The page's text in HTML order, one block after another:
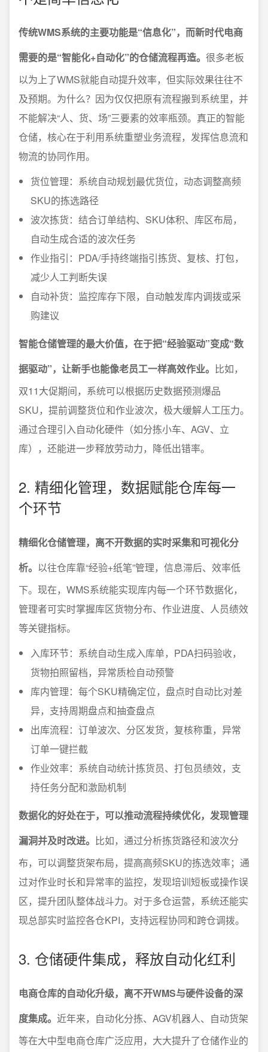
传统WMS系统的主要功能是“信息化”，而新时代电商
需要的是“智能化+自动化”的仓储流程再造。 很多老板
以为上了WMS就能自动提升效率，但实际效果往往不
及预期。为什么？因为仅仅把原有流程搬到系统里，并
不能解决“人、货、场”三要素的效率瓶颈。真正的智能
仓储，核心在于利用系统重塑业务流程，发挥信息流和
物流的协同作用。
货位管理：系统自动规划最优货位，动态调整高频
SKU的拣选路径
波次拣货：结合订单结构、SKU体积、库区布局，
自动生成合适的波次任务
作业指引：PDA/手持终端指引拣货、复核、打包，
减少人工判断失误
自动补货：监控库存下限，自动触发库内调拨或采
购建议
智能仓储管理的最大价值，在于把“经验驱动”变成“数
据驱动”，让新手也能像老员工一样高效作业。 比如，
双11大促期间，系统可以根据历史数据预测爆品
SKU，提前调整货位和作业波次，极大缓解人工压力。
通过合理引入自动化硬件（如分拣小车、AGV、立
库），还能进一步释放劳动力，降低出错率。
2. 精细化管理，数据赋能仓库每一
个环节
精细化仓储管理，离不开数据的实时采集和可视化分
析。 以往仓库靠“经验+纸笔”管理，信息滞后、效率低
下。现在，WMS系统能实现库内每一个环节数据化，
管理者可实时掌握库区货物分布、作业进度、人员绩效
等关键指标。
入库环节：系统自动生成入库单，PDA扫码验收，
货物拍照留档，异常质检自动预警
库内管理：每个SKU精确定位，盘点时自动比对差
异，支持周期盘点和抽查盘点
出库流程：订单波次、分区发货，复核称重，异常
订单一键拦截
作业效率：系统自动统计拣货员、打包员绩效，支
持任务分配和激励机制
数据化的好处在于，可以推动流程持续优化，发现管理
漏洞并及时改进。 比如，通过分析拣货路径和波次分
布，可以调整货架布局，提高高频SKU的拣选效率；通
过对作业时长和异常率的监控，发现培训短板或操作误
区，提升团队整体战斗力。对于多仓运营，系统还能实
现总部实时监控各仓KPI，支持远程协同和跨仓调拨。
3. 仓储硬件集成，释放自动化红利
电商仓库的自动化升级，离不开WMS与硬件设备的深
度集成。 近年来，自动化分拣、AGV机器人、自动货架
等在大中型电商仓库广泛应用，大大提升了仓储作业的